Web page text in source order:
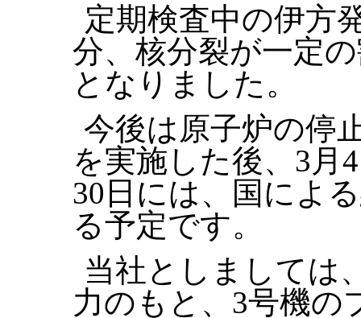
定期検査中の伊方
分、核分裂が一定
となりました。
今後は原子炉の停
を実施した後、3月
30日には、国によ
る予定です。
当社としましては
力のもと、3号機の